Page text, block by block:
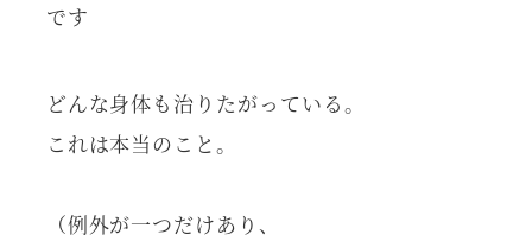
です
どんな身体も治りたがっている。
これは本当のこと。
（例外が一つだけあり、